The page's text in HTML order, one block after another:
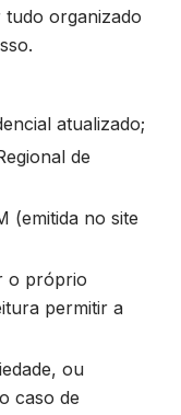
tudo organizado
atualizado;
de
(emitida no site
o próprio
permitir a
ou
caso de